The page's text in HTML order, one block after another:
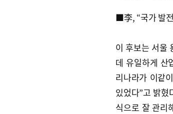
■李, “국가 발
이 후보는 서울
데 유일하게 산
리나라가 이같
있었다”고 밝혔
식으로 잘 관리